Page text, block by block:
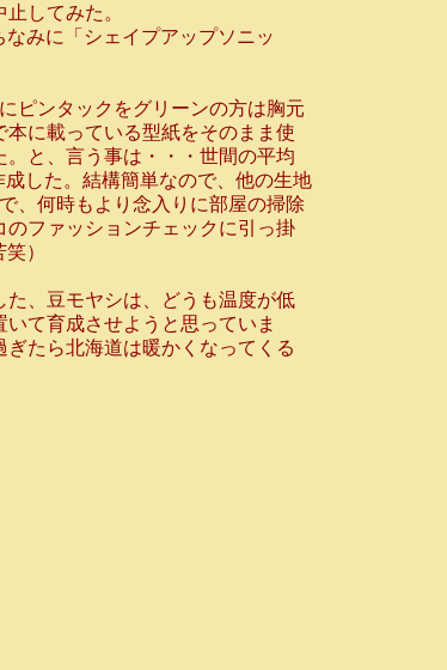
してみた。
みに「シェイプアップソニッ
ピンタックをグリーンの方は胸元
に載っている型紙をそのまま使
と、言う事は・・・世間の平均
した。結構簡単なので、他の生地
、何時もより念入りに部屋の掃除
ファッションチェックに引っ掛
）
、豆モヤシは、どうも温度が低
て育成させようと思っていま
たら北海道は暖かくなってくる